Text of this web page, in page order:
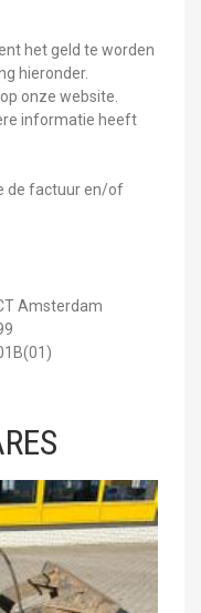
het geld te worden
hieronder.
onze website.
informatie heeft
de factuur en/of
Amsterdam